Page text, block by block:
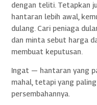
dengan teliti. Tetapkan
hantaran lebih awal,
dulang. Cari peniaga
dan minta sebut harga
membuat keputusan.
Ingat — hantaran yang
mahal, tetapi yang
persembahannya.